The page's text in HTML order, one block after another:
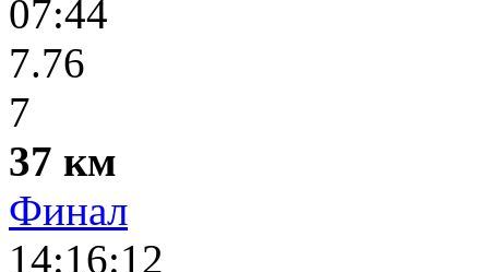
07:44
7.76
7
37 км
Финал
14:16:12